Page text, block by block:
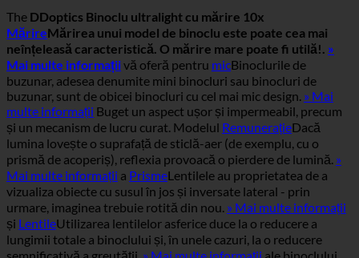
The DDoptics Binoclu ultralight cu mărire 10x
MărireMărirea unui model de binoclu este poate cea mai
neînțeleasă caracteristică. O mărire mare poate fi utilă!. »
Mai multe informațiivă oferă pentru micBinoclurile de
buzunar, adesea denumite mini binocluri sau binocluri de
buzunar, sunt de obicei binocluri cu cel mai mic design. » Mai
multe informații Buget un aspect ușor și impermeabil, precum
și un mecanism de lucru curat. Modelul RemunerațieDacă
lumina lovește o suprafață de sticlă-aer (de exemplu, cu o
prismă de acoperiș), reflexia provoacă o pierdere de lumină. »
Mai multe informații a PrismeLentilele au proprietatea de a
vizualiza obiecte cu susul în jos și inversate lateral - prin
urmare, imaginea trebuie rotită din nou. » Mai multe informații
și LentileUtilizarea lentilelor asferice duce la o reducere a
lungimii totale a binoclului și, în unele cazuri, la o reducere